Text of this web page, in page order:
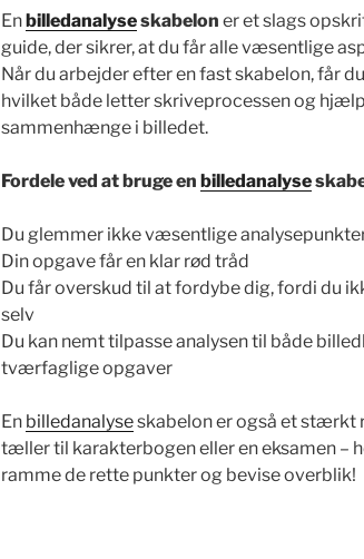
Enbilledanalyseskabelon er et slags
guide, der sikrer, at du får alle væsentlige
Når du arbejder efter en fast skabelon, får
hvilket både letter skriveprocessen og
sammenhænge i billedet.
Fordele ved at bruge en billedanalyse
Du glemmer ikke væsentlige
Din opgave får en klar rød tråd
Du får overskud til at fordybe dig, fordi du
selv
Du kan nemt tilpasse analysen til både
tværfaglige opgaver
En billedanalyseskabelon er også et stærkt
tæller til karakterbogen eller en eksamen –
ramme de rette punkter og bevise overblik!